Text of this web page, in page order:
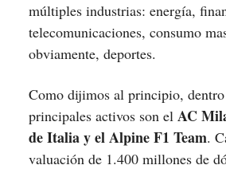
múltiples industrias: energía,
telecomunicaciones, consumo
obviamente, deportes.
Como dijimos al principio,
principales activos son el AC
de Italia y el Alpine F1 Team.
valuación de 1.400 millones de